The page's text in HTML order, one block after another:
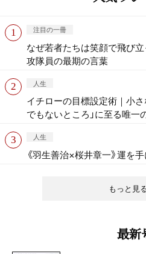
もっと見
注目の一冊
なぜ若者たちは笑顔で飛び
攻隊員の最期の言葉
人生
イチローの目標設定術｜小
でもないところ」に至る唯一
人生
《羽生善治×桜井章一》運を
最新